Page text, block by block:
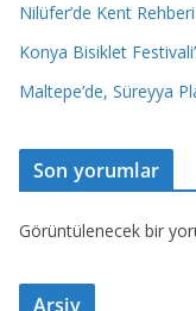
Nilüfer’de Kent
Konya Bisiklet
Maltepe’de, Süreyya
Son yorumlar
Görüntülenecek bir
Arşiv